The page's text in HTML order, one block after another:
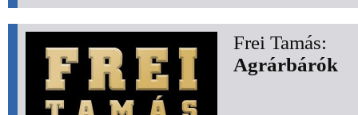
Frei Tamás:
Agrárbárók